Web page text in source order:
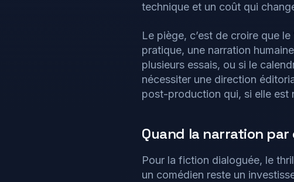
technique et un coût qui
Le piège, c’est de croire que
pratique, une narration
plusieurs essais, ou si le
nécessiter une direction
post-production qui, si elle est
Quand la narration
Pour la fiction dialoguée, le
un comédien reste un